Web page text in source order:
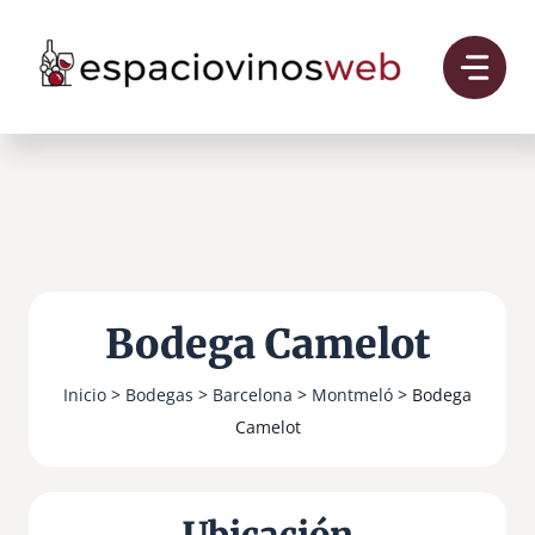
contenido
Bodega Camelot
Inicio > Bodegas > Barcelona > Montmeló > Bodega
Camelot